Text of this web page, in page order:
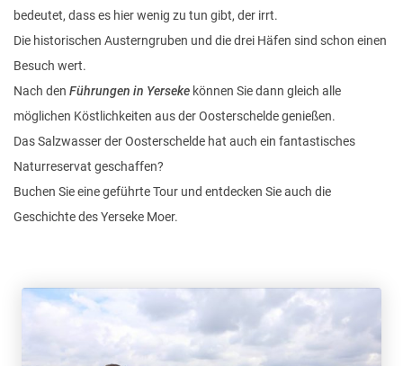
bedeutet, dass es hier wenig zu tun gibt, der irrt.
Die historischen Austerngruben und die drei Häfen sind schon einen
Besuch wert.
Nach den Führungen in Yerseke können Sie dann gleich alle
möglichen Köstlichkeiten aus der Oosterschelde genießen.
Das Salzwasser der Oosterschelde hat auch ein fantastisches
Naturreservat geschaffen?
Buchen Sie eine geführte Tour und entdecken Sie auch die
Geschichte des Yerseke Moer.